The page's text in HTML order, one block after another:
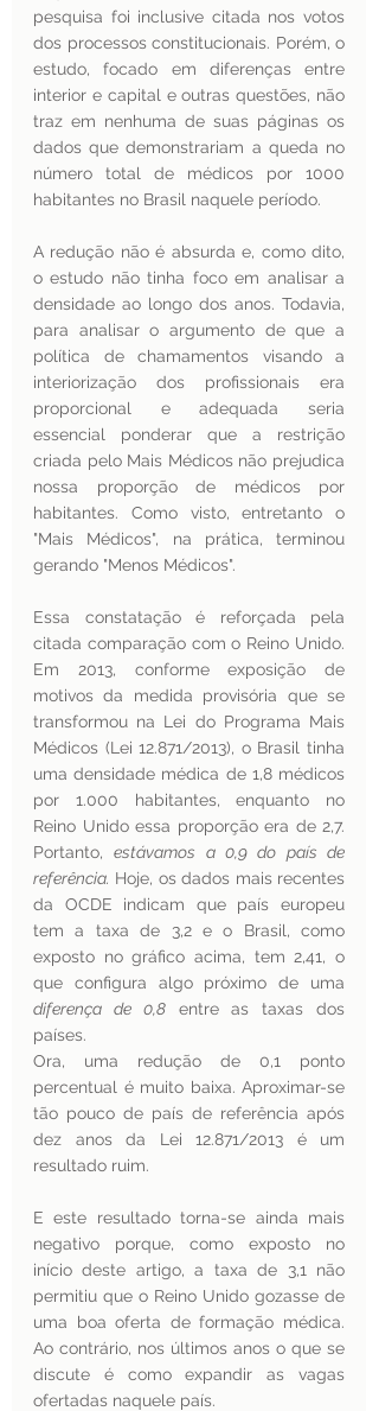
pesquisa foi inclusive citada nos votos
dos processos constitucionais. Porém, o
estudo, focado em diferenças entre
interior e capital e outras questões, não
traz em nenhuma de suas páginas os
dados que demonstrariam a queda no
número total de médicos por 1000
habitantes no Brasil naquele período.
A redução não é absurda e, como dito,
o estudo não tinha foco em analisar a
densidade ao longo dos anos. Todavia,
para analisar o argumento de que a
política de chamamentos visando a
interiorização dos profissionais era
proporcional e adequada seria
essencial ponderar que a restrição
criada pelo Mais Médicos não prejudica
nossa proporção de médicos por
habitantes. Como visto, entretanto o
"Mais Médicos", na prática, terminou
gerando "Menos Médicos".
Essa constatação é reforçada pela
citada comparação com o Reino Unido.
Em 2013, conforme exposição de
motivos da medida provisória que se
transformou na Lei do Programa Mais
Médicos (Lei 12.871/2013), o Brasil tinha
uma densidade médica de 1,8 médicos
por 1.000 habitantes, enquanto no
Reino Unido essa proporção era de 2,7.
Portanto, estávamos a 0,9 do país de
referência. Hoje, os dados mais recentes
da OCDE indicam que país europeu
tem a taxa de 3,2 e o Brasil, como
exposto no gráfico acima, tem 2,41, o
diferença de 0,8 entre as taxas dos
países.
Ora, uma redução de 0,1 ponto
percentual é muito baixa. Aproximar-se
tão pouco de país de referência após
dez anos da Lei 12.871/2013 é um
resultado ruim.
E este resultado torna-se ainda mais
negativo porque, como exposto no
início deste artigo, a taxa de 3,1 não
permitiu que o Reino Unido gozasse de
uma boa oferta de formação médica.
Ao contrário, nos últimos anos o que se
discute é como expandir as vagas
ofertadas naquele país.